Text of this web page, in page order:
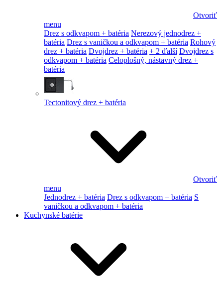
Otvoriť
menu
Drez s odkvapom + batéria Nerezový jednodrez +
batéria Drez s vaničkou a odkvapom + batéria Rohový
drez + batéria Dvojdrez + batéria + 2 ďalší Dvojdrez s
odkvapom + batéria Celoplošný, nástavný drez +
batéria
Tectonitový drez + batéria
Otvoriť
menu
Jednodrez + batéria Drez s odkvapom + batéria S
vaničkou a odkvapom + batéria
Kuchynské batérie